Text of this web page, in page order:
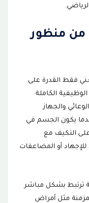
البدنية
البدنية
الوقاية والعلاج
البدنية
من منظور
فقط القدرة على
الكاملة
والجهاز
يكون الجسم في
على التكيف مع
أو المضاعفات
ترتبط بشكل مباشر
مثل أمراض